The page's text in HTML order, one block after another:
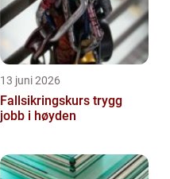
13 juni 2026
Fallsikringskurs trygg
jobb i høyden